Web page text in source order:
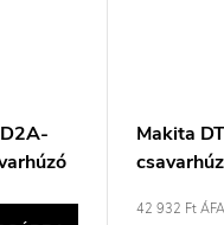
Makita
42 932 Ft ÁFA